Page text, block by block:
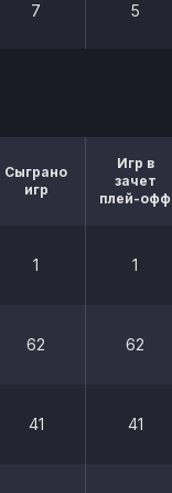
7 5
Сыграно
игр
Игр в
зачет
плей-офф
1 1
62 62
41 41